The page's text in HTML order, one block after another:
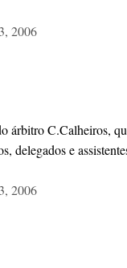
2006
árbitro C.Calheiros,
delegados e
2006